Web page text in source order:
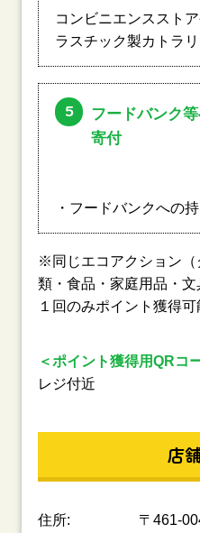
コンビニエンススト
ラスチック製カトラ
5
フードバンク
寄付
・フードバンクへの
※同じエコアクション（
類・食品・家庭用品・
１回のみポイント獲得可
＜ポイント獲得用QRコ
レジ付近
店
住所:
〒461-